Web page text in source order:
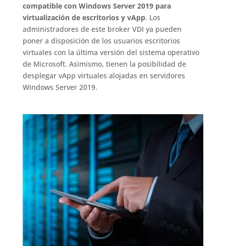
compatible con Windows Server 2019 para
virtualización de escritorios y vApp. Los
administradores de este broker VDI ya pueden
poner a disposición de los usuarios escritorios
virtuales con la última versión del sistema operativo
de Microsoft. Asimismo, tienen la posibilidad de
desplegar vApp virtuales alojadas en servidores
Windows Server 2019.